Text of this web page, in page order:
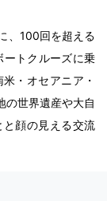
、100回を超える
ートクルーズに乗
・オセアニア・
の世界遺産や大自
顔の見える交流